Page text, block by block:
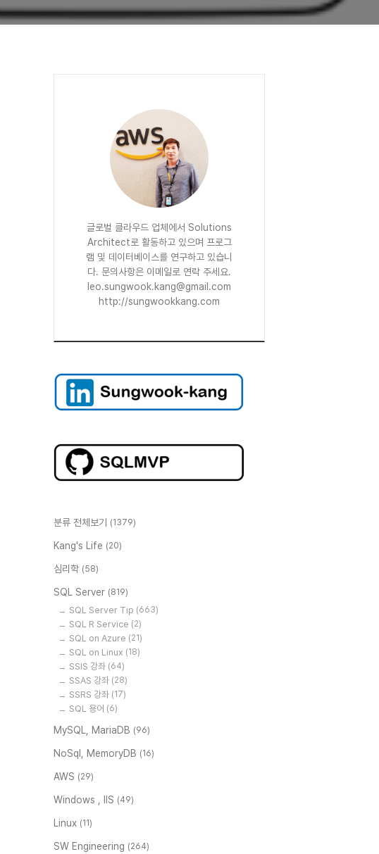
글로벌 클라우드 업체에서 Solutions
Architect로 활동하고 있으며 프로그
램 및 데이터베이스를 연구하고 있습니
다. 문의사항은 이메일로 연락 주세요.
leo.sungwook.kang@gmail.com
http://sungwookkang.com
분류 전체보기 (1379)
Kang's Life (20)
심리학 (58)
SQL Server (819)
SQL Server Tip (663)
SQL R Service (2)
SQL on Azure (21)
SQL on Linux (18)
SSIS 강좌 (64)
SSAS 강좌 (28)
SSRS 강좌 (17)
SQL 용어 (6)
MySQL, MariaDB (96)
NoSql, MemoryDB (16)
AWS (29)
Windows , IIS (49)
Linux (11)
SW Engineering (264)